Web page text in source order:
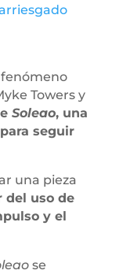
Towers y
Soleao, una
seguir
una pieza
del uso de
y el
se